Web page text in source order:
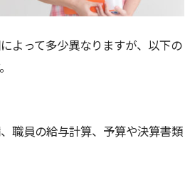
よって多少異なりますが、以下の
職員の給与計算、予算や決算書類